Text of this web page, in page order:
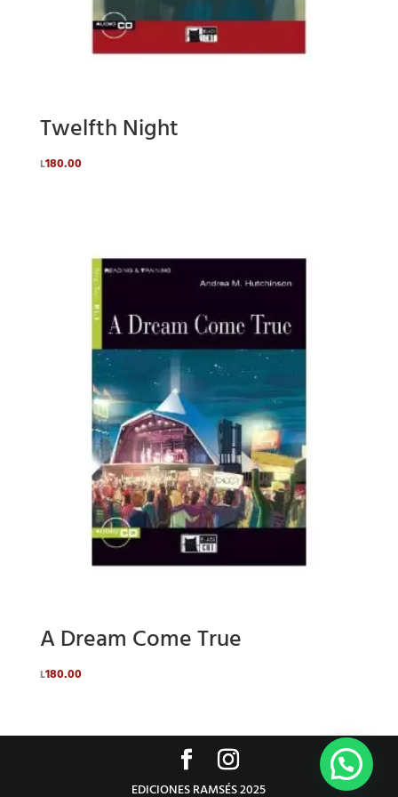
Twelfth Night
L180.00
A Dream Come True
L180.00
EDICIONES RAMSÉS 2025